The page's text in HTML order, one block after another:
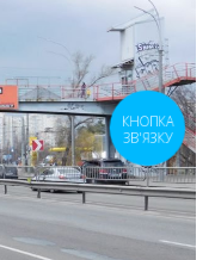
КНОПКА
ЗВ'ЯЗКУ